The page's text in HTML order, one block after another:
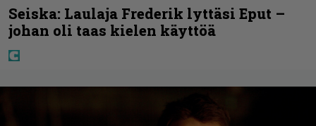
Seiska: Laulaja Frederik lyttäsi Eput –
johan oli taas kielen käyttöä